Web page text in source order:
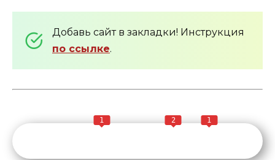
Добавь сайт в закладки! Инструкция
по ссылке.
1 2 1